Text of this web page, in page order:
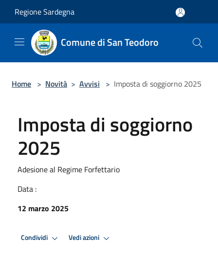
Regione Sardegna
Comune di San Teodoro
Home > Novità > Avvisi > Imposta di soggiorno 2025
Imposta di soggiorno
2025
Adesione al Regime Forfettario
Data :
12 marzo 2025
Condividi Vedi azioni